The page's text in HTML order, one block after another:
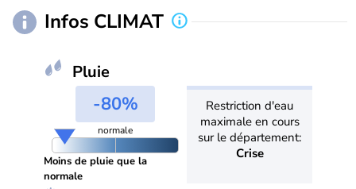
Infos CLIMAT
Pluie
-80%
normale
Moins de pluie que la
normale
Restriction d'eau
maximale en cours
sur le département:
Crise